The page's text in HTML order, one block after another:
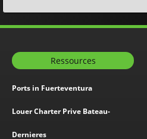
Ressources
Ports in Fuerteventura
Louer Charter Prive Bateau-
Dernieres